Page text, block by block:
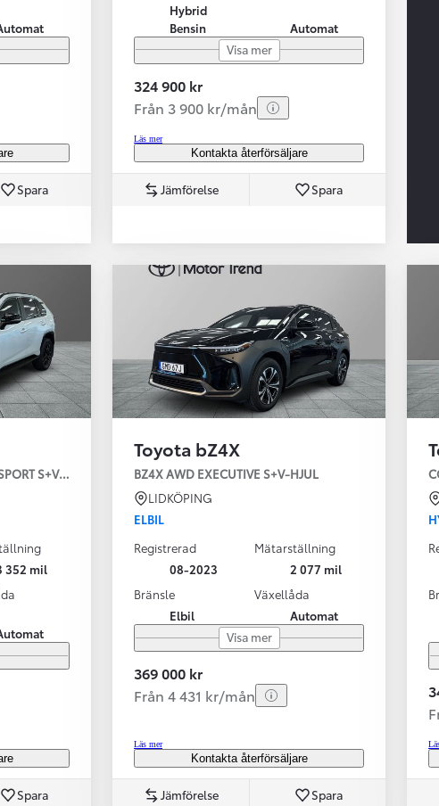
Spara
Hybrid
Bensin
Automat
Visa mer
324 900 kr
Från 3 900 kr/mån
Läs mer
Kontakta återförsäljare
Jämförelse Spara
S+V-HJUL
352 mil
Spara
Toyota bZ4X
BZ4X AWD EXECUTIVE S+V-HJUL
LIDKÖPING
ELBIL
Registrerad
08-2023
Mätarställning
2 077 mil
Bränsle
Elbil
Växellåda
Automat
Visa mer
369 000 kr
Från 4 431 kr/mån
Läs mer
Kontakta återförsäljare
Jämförelse Spara